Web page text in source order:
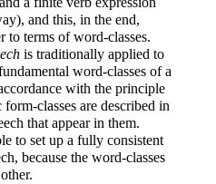
and this, in the end,
to terms of word-classes.
is traditionally applied to
word-classes of a
with the principle
classes are described in
that appear in them.
to set up a fully consistent
because the word-classes